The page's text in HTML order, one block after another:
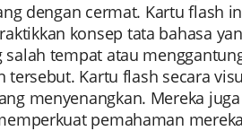
dengan cermat. Kartu flash
konsep tata bahasa
salah tempat atau
tersebut. Kartu flash secara
menyenangkan. Mereka
pemahaman